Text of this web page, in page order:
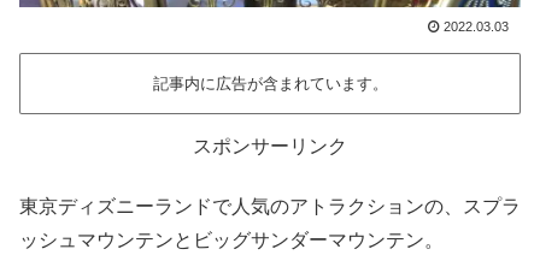
2022.03.03
記事内に広告が含まれています。
スポンサーリンク
東京ディズニーランドで人気のアトラクションの、スプラ
ッシュマウンテンとビッグサンダーマウンテン。